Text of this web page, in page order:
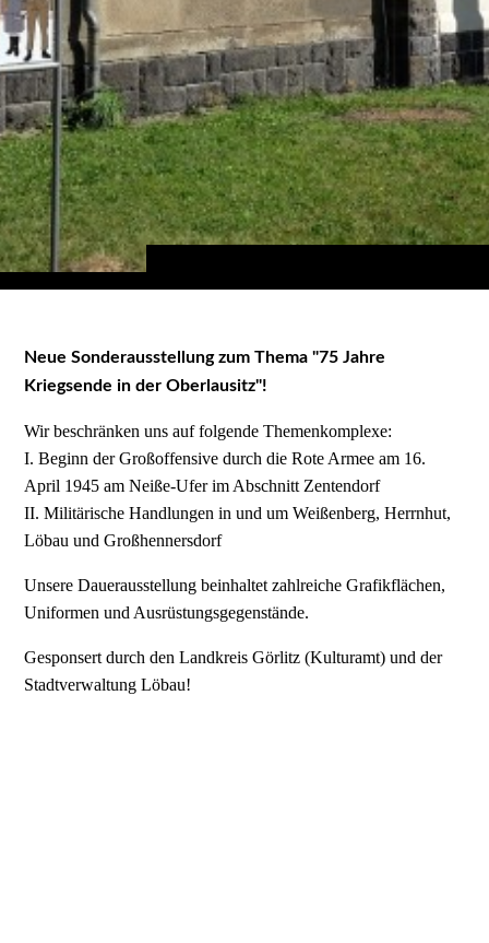
Neue Sonderausstellung zum Thema "75 Jahre
Kriegsende in der Oberlausitz"!
Wir beschränken uns auf folgende Themenkomplexe:
I. Beginn der Großoffensive durch die Rote Armee am 16.
April 1945 am Neiße-Ufer im Abschnitt Zentendorf
II. Militärische Handlungen in und um Weißenberg, Herrnhut,
Löbau und Großhennersdorf
Unsere Dauerausstellung beinhaltet zahlreiche Grafikflächen,
Uniformen und Ausrüstungsgegenstände.
Gesponsert durch den Landkreis Görlitz (Kulturamt) und der
Stadtverwaltung Löbau!